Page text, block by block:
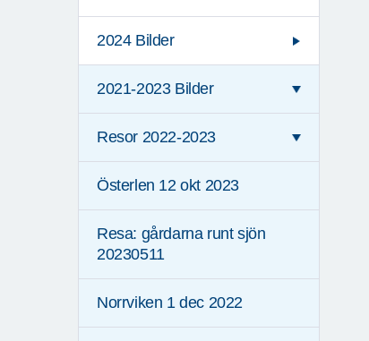
2024 Bilder
2021-2023 Bilder
Resor 2022-2023
Österlen 12 okt 2023
Resa: gårdarna runt sjön
20230511
Norrviken 1 dec 2022